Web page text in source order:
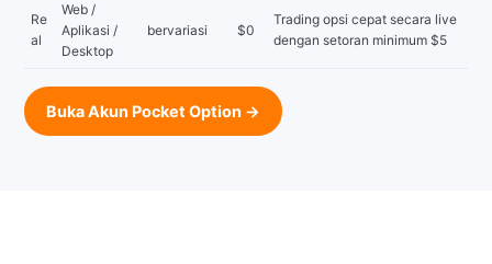
Re
al
Web /
Aplikasi /
Desktop
bervariasi $0
Trading opsi cepat secara live
dengan setoran minimum $5
Buka Akun Pocket Option →